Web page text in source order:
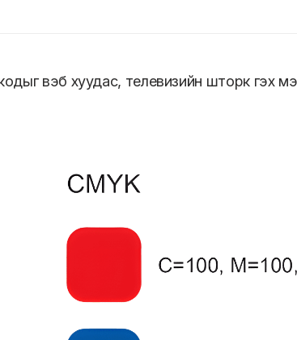
кодыг вэб хуудас, телевизийн шторк гэх